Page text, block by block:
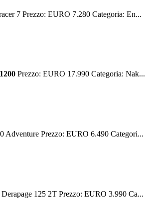
7 Prezzo: EURO 7.280 Categoria: En...
1200 Prezzo: EURO 17.990 Categoria: Nak...
Prezzo: EURO 6.490 Categori...
125 2T Prezzo: EURO 3.990 Ca...